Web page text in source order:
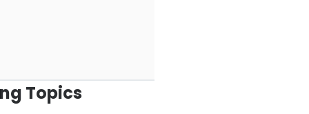
Topics